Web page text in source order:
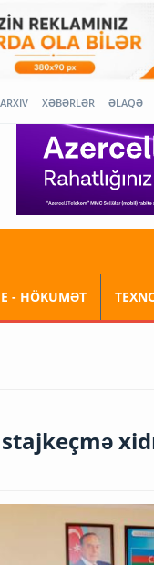
ARXİV XƏBƏRLƏR ƏLAQƏ
E - HÖKUMƏT